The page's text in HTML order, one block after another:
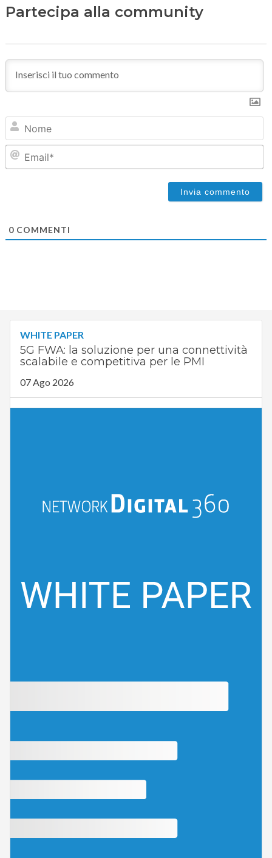
Partecipa alla community
0COMMENTI
WHITE PAPER
5G FWA: la soluzione per una connettività
scalabile e competitiva per le PMI
07 Ago 2026